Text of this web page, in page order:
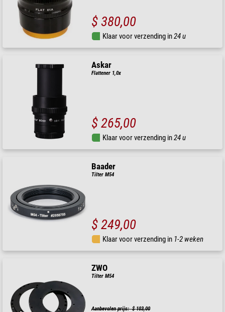
$ 380,00
Klaar voor verzending in24 u
Askar
Flattener 1,0x
$ 265,00
Klaar voor verzending in24 u
Baader
Tilter M54
$ 249,00
Klaar voor verzending in 1-2 weken
ZWO
Tilter M54
Aanbevolen prijs: $ 103,00